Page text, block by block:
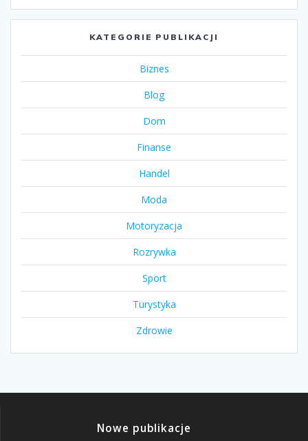
KATEGORIE PUBLIKACJI
Biznes
Blog
Dom
Finanse
Handel
Moda
Motoryzacja
Rozrywka
Sport
Turystyka
Zdrowie
Nowe publikacje